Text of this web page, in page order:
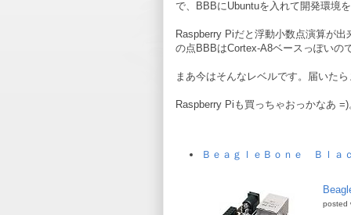
で、BBBにUbuntuを入れて開発環境
Raspberry Piだと浮動小数点演算が
の点BBBはCortex-A8ベースっぽいの
まあ今はそんなレベルです。届いた
Raspberry Piも買っちゃおっかなあ =)
ＢｅａｇｌｅＢｏｎｅ Ｂｌａ
posted